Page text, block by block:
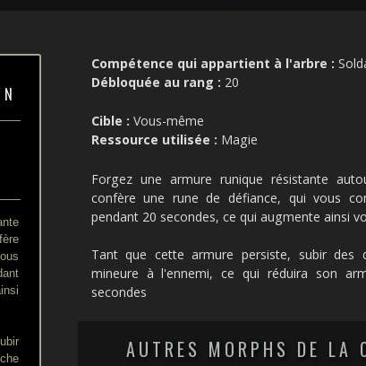
Compétence qui appartient à l'arbre :
Débloquée au rang : 20
Cible : Vous-même
Ressource utilisée : Magie
Forgez une armure runique résistante
confère une rune de défiance, qui vous
pendant 20 secondes, ce qui augmente ainsi
Tant que cette armure persiste, subir des
mineure à l'ennemi, ce qui réduira son
secondes
AUTRES MORPHS DE LA